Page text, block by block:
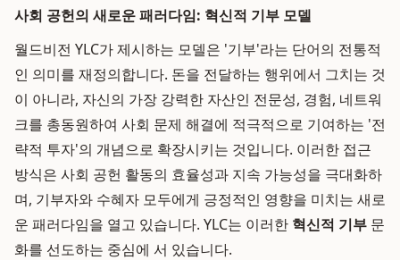
사회 공헌의 새로운 패러다임: 혁신적 기부 모델
월드비전 YLC가 제시하는 모델은 '기부'라는 단어의 전통적
인 의미를 재정의합니다. 돈을 전달하는 행위에서 그치는 것
이 아니라, 자신의 가장 강력한 자산인 전문성, 경험, 네트워
크를 총동원하여 사회 문제 해결에 적극적으로 기여하는 '전
략적 투자'의 개념으로 확장시키는 것입니다. 이러한 접근
방식은 사회 공헌 활동의 효율성과 지속 가능성을 극대화하
며, 기부자와 수혜자 모두에게 긍정적인 영향을 미치는 새로
운 패러다임을 열고 있습니다. YLC는 이러한 혁신적 기부 문
화를 선도하는 중심에 서 있습니다.